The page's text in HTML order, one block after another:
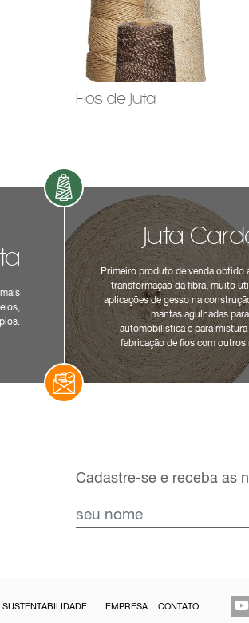
Fios de Juta
Juta
Primeiro produto de venda obtido
transformação da fibra, muito
aplicações de gesso na
mantas agulhadas
automobilística e para
fabricação de fios com outros
Cadastre-se e receba as
SUSTENTABILIDADE EMPRESA CONTATO